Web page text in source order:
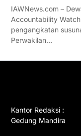
IAWNews.com –
Accountability
pengangkatan
Perwakilan…
Kantor Redaksi :
Gedung Mandira